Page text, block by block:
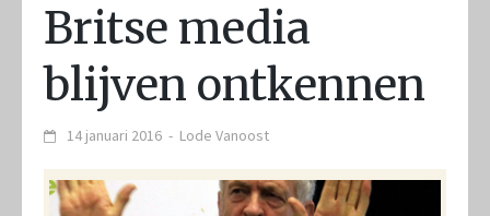
Britse media
blijven ontkennen
14 januari 2016 - Lode Vanoost